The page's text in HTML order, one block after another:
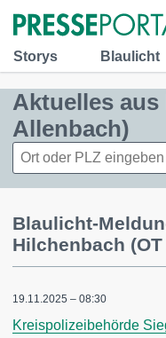
Storys Blaulicht
Aktuelles aus
Allenbach)
Blaulicht-
Hilchenbach
19.11.2025 – 08:30
Kreispolizeibehörde